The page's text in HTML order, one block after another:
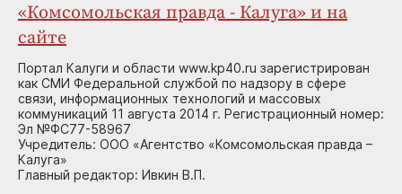
«Комсомольская правда - Калуга» и на
сайте
Портал Калуги и области www.kp40.ru зарегистрирован
как СМИ Федеральной службой по надзору в сфере
связи, информационных технологий и массовых
коммуникаций 11 августа 2014 г. Регистрационный номер:
Эл №ФС77-58967
Учредитель: ООО «Агентство «Комсомольская правда –
Калуга»
Главный редактор: Ивкин В.П.